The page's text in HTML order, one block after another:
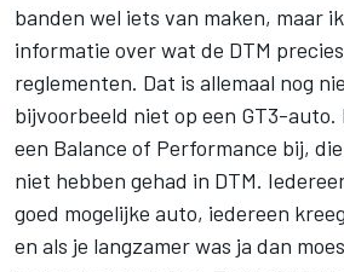
banden wel iets van maken, maar
informatie over wat de DTM
reglementen. Dat is allemaal nog
bijvoorbeeld niet op een GT3-auto.
een Balance of Performance bij,
niet hebben gehad in DTM.
goed mogelijke auto, iedereen
en als je langzamer was ja dan